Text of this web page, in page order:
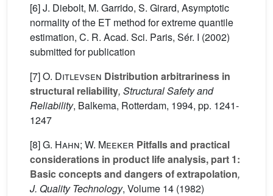
[6] J. Diebolt, M. Garrido, S. Girard, Asymptotic
normality of the ET method for extreme quantile
estimation, C. R. Acad. Sci. Paris, Sér. I (2002)
submitted for publication
[7]O. Ditlevsen Distribution arbitrariness in
structural reliability, Structural Safety and
Reliability, Balkema, Rotterdam, 1994, pp. 1241-
1247
[8]G. Hahn; W. Meeker Pitfalls and practical
considerations in product life analysis, part 1:
Basic concepts and dangers of extrapolation,
J. Quality Technology, Volume 14 (1982)